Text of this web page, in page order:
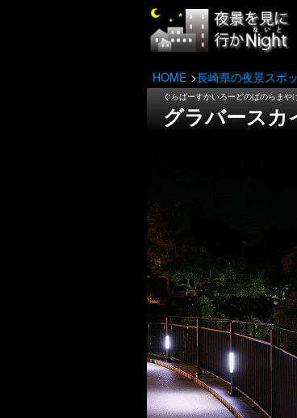
HOME 長崎県の夜景スポ
ぐらばーすかいろーどのぱのらまや
グラバースカ